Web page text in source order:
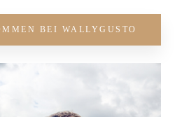
BEI WALLYGUSTO